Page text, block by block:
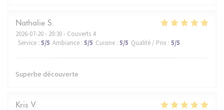
Nathalie S
2026-07-20- 20:30 - Couverts 4
Service : 5/5 Ambiance : 5/5 Cuisine : 5/5 Qualité / Prix : 5/5
Superbe découverte
Kris V